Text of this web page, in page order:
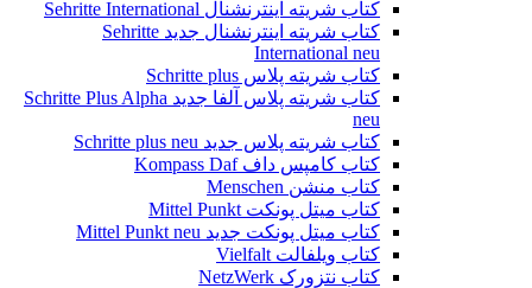
کتاب شریته اینترنشنال Sehritte International
کتاب شریته اینترنشنال جدید Sehritte
International neu
کتاب شریته پلاس Schritte plus
کتاب شریته پلاس آلفا جدید Schritte Plus Alpha
neu
کتاب شریته پلاس جدید Schritte plus neu
کتاب کامپس داف Kompass Daf
کتاب منشن Menschen
کتاب میتل پونکت Mittel Punkt
کتاب میتل پونکت جدید Mittel Punkt neu
کتاب ویلفالت Vielfalt
کتاب نتزورک NetzWerk